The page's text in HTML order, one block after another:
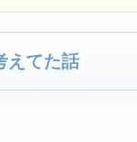
えてた話